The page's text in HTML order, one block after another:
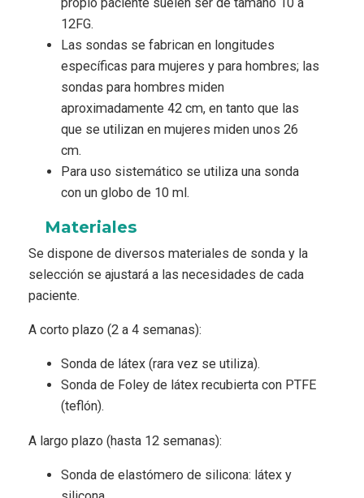
12FG.
Las sondas se fabrican en longitudes
específicas para mujeres y para hombres; las
sondas para hombres miden
aproximadamente 42 cm, en tanto que las
que se utilizan en mujeres miden unos 26
cm.
Para uso sistemático se utiliza una sonda
con un globo de 10 ml.
Materiales
Se dispone de diversos materiales de sonda y la
selección se ajustará a las necesidades de cada
paciente.
A corto plazo (2 a 4 semanas):
Sonda de látex (rara vez se utiliza).
Sonda de Foley de látex recubierta con PTFE
(teflón).
A largo plazo (hasta 12 semanas):
Sonda de elastómero de silicona: látex y